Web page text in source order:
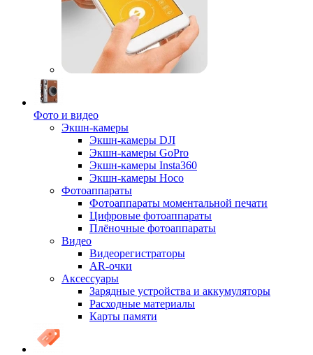
Фото и видео
Экшн-камеры
Экшн-камеры DJI
Экшн-камеры GoPro
Экшн-камеры Insta360
Экшн-камеры Hoco
Фотоаппараты
Фотоаппараты моментальной печати
Цифровые фотоаппараты
Плёночные фотоаппараты
Видео
Видеорегистраторы
AR-очки
Аксессуары
Зарядные устройства и аккумуляторы
Расходные материалы
Карты памяти